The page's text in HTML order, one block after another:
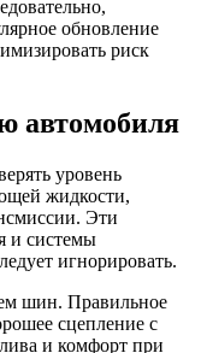
обновление
риск
автомобиля
уровень
жидкости,
Эти
и системы
игнорировать.
шин. Правильное
сцепление с
и комфорт при